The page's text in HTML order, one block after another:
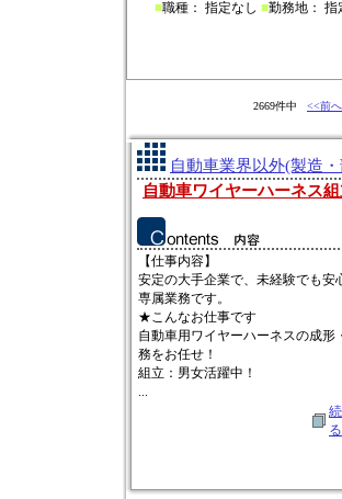
■職種： 指定なし ■勤務地： 指
2669件中 <<前へ
自動車業界以外(製造
自動車ワイヤーハーネス
【仕事内容】
安定の大手企業で、未経験でも安
専属業務です。
★こんなお仕事です
自動車用ワイヤーハーネスの成形
務をお任せ！
組立：男女活躍中！
...
る